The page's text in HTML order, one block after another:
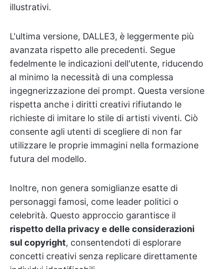
illustrativi.
L'ultima versione, DALLE3, è leggermente più
avanzata rispetto alle precedenti. Segue
fedelmente le indicazioni dell'utente, riducendo
al minimo la necessità di una complessa
ingegnerizzazione dei prompt. Questa versione
rispetta anche i diritti creativi rifiutando le
richieste di imitare lo stile di artisti viventi. Ciò
consente agli utenti di scegliere di non far
utilizzare le proprie immagini nella formazione
futura del modello.
Inoltre, non genera somiglianze esatte di
personaggi famosi, come leader politici o
celebrità. Questo approccio garantisce il
rispetto della privacy e delle considerazioni
sul copyright, consentendoti di esplorare
concetti creativi senza replicare direttamente